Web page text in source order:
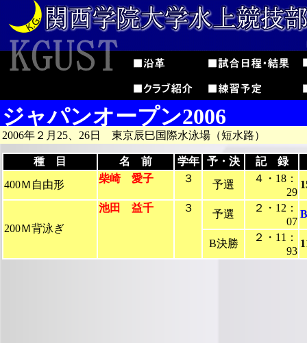
ジャパンオープン2006
2006年２月25、26日 東京辰巳国際水泳場（短水路）
種 目 名 前 学年 予・決
記 録
400Ｍ自由形
柴崎 愛子 ３
予選
４・18：
29
200Ｍ背泳ぎ
池田 益千 ３
予選
２・12：
07
B決勝
２・11：
93